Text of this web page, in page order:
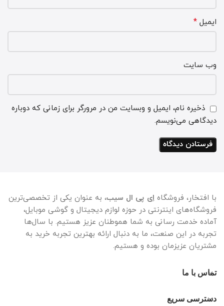
ایمیل *
وب‌ سایت
ذخیره نام، ایمیل و وبسایت من در مرورگر برای زمانی که دوباره
دیدگاهی می‌نویسم.
با افتخار، فروشگاه اِی پی ال سیب، به عنوان یکی از تخصصی‌ترین
فروشگاه‌های اینترنتی در حوزه لوازم دیجیتال و گوشی موبایل،
آماده خدمت رسانی به شما هموطنان عزیز هستیم. با سال‌ها
تجربه در این صنعت، ما به دنبال ارائه بهترین تجربه خرید به
مشتریان عزیزمان بوده و هستیم.
تماس با ما
دسترسی سریع